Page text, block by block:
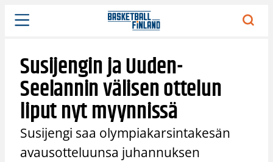
Siirry
sisältöön
Susijengin ja Uuden-
Seelannin välisen ottelun
liput nyt myynnissä
Susijengi saa olympiakarsintakesän
avausotteluunsa juhannuksen